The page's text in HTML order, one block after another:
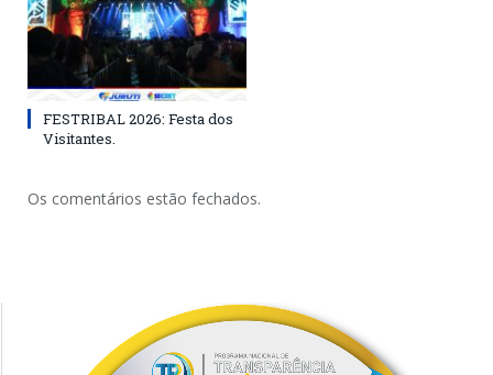
FESTRIBAL 2026: Festa dos
Visitantes.
Os comentários estão fechados.